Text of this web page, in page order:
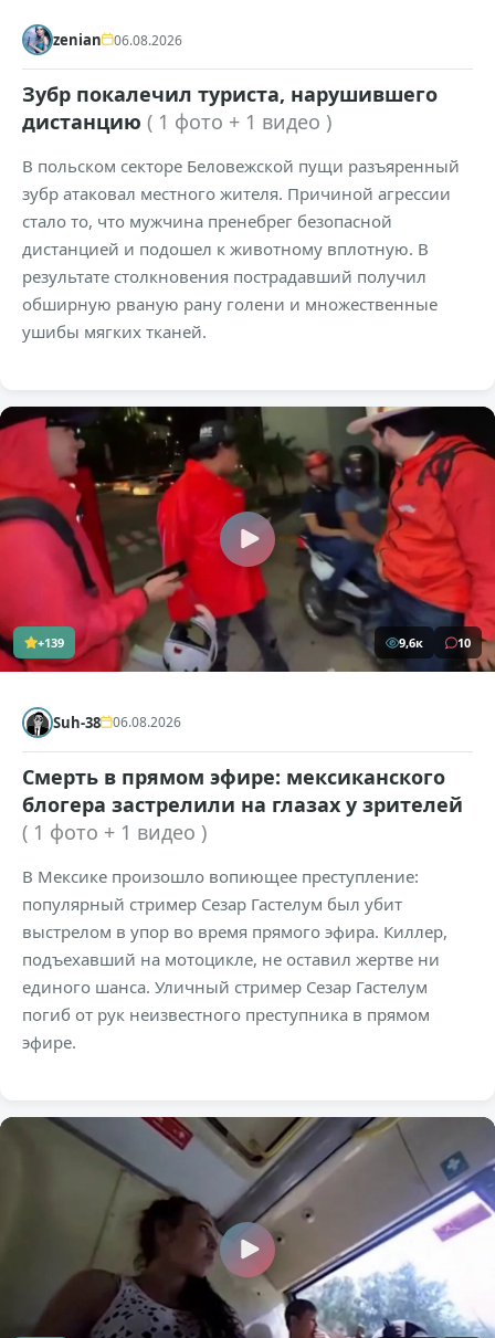
zenian 06.08.2026
Зубр покалечил туриста, нарушившего
дистанцию ( 1 фото + 1 видео )
В польском секторе Беловежской пущи разъяренный
зубр атаковал местного жителя. Причиной агрессии
стало то, что мужчина пренебрег безопасной
дистанцией и подошел к животному вплотную. В
результате столкновения пострадавший получил
обширную рваную рану голени и множественные
ушибы мягких тканей.
+139 9,6к 10
Suh-38 06.08.2026
Смерть в прямом эфире: мексиканского
блогера застрелили на глазах у зрителей
( 1 фото + 1 видео )
В Мексике произошло вопиющее преступление:
популярный стример Сезар Гастелум был убит
выстрелом в упор во время прямого эфира. Киллер,
подъехавший на мотоцикле, не оставил жертве ни
единого шанса. Уличный стример Сезар Гастелум
погиб от рук неизвестного преступника в прямом
эфире.